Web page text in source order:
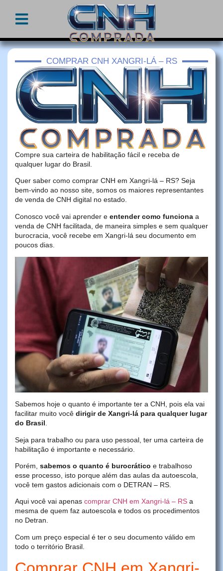
COMPRAR CNH XANGRI-LÁ – RS
Compre sua carteira de habilitação fácil e receba de
qualquer lugar do Brasil.
Quer saber como comprar CNH em Xangri-lá – RS? Seja
bem-vindo ao nosso site, somos os maiores representantes
de venda de CNH digital no estado.
Conosco você vai aprender e entender como funciona a
venda de CNH facilitada, de maneira simples e sem qualquer
burocracia, você recebe em Xangri-lá seu documento em
poucos dias.
Sabemos hoje o quanto é importante ter a CNH, pois ela vai
facilitar muito você dirigir de Xangri-lá para qualquer lugar
do Brasil.
Seja para trabalho ou para uso pessoal, ter uma carteira de
habilitação é importante e necessário.
Porém, sabemos o quanto é burocrático e trabalhoso
esse processo, isto porque além das aulas da autoescola,
você tem gastos adicionais com o DETRAN – RS.
Aqui você vai apenas comprar CNH em Xangri-lá – RS a
mesma de quem faz autoescola e todos os procedimentos
no Detran.
Com um preço especial é ter o seu documento válido em
todo o território Brasil.